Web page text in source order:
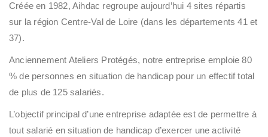
Créée en 1982, Aihdac regroupe aujourd’hui 4 sites répartis
sur la région Centre-Val de Loire (dans les départements 41 et
37).
Anciennement Ateliers Protégés, notre entreprise emploie 80
% de personnes en situation de handicap pour un effectif total
de plus de 125 salariés.
L’objectif principal d’une entreprise adaptée est de permettre à
tout salarié en situation de handicap d’exercer une activité